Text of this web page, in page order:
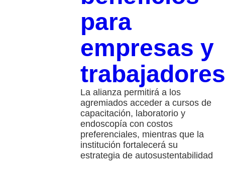
para
empresas y
trabajadores
La alianza permitirá a los
agremiados acceder a cursos de
capacitación, laboratorio y
endoscopía con costos
preferenciales, mientras que la
institución fortalecerá su
estrategia de autosustentabilidad